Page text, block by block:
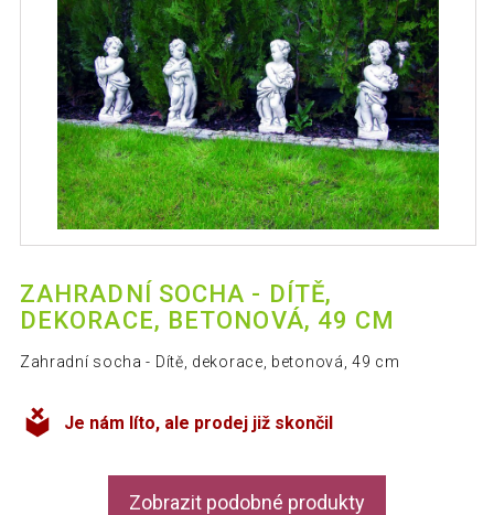
ZAHRADNÍ SOCHA - DÍTĚ,
DEKORACE, BETONOVÁ, 49 CM
Zahradní socha - Dítě, dekorace, betonová, 49 cm
Je nám líto, ale prodej již skončil
Zobrazit podobné produkty